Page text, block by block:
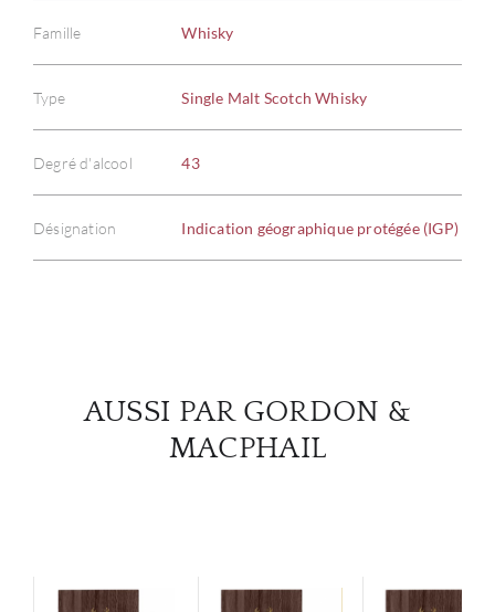
Famille Whisky
Type Single Malt Scotch Whisky
Degré d'alcool 43
Désignation Indication géographique protégée (IGP)
AUSSI PAR GORDON &
MACPHAIL